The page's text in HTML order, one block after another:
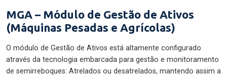
MGA – Módulo de Gestão de Ativos
(Máquinas Pesadas e Agrícolas)
O módulo de Gestão de Ativos está altamente configurado
através da tecnologia embarcada para gestão e monitoramento
de semirreboques: Atrelados ou desatrelados, mantendo assim a